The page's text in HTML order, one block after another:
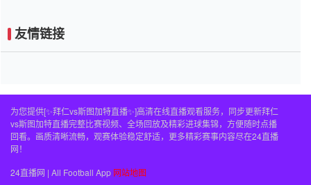
友情链接
为您提供[✨拜仁vs斯图加特直播✨]高清在线直播观看服务，同步更新拜仁
vs斯图加特直播完整比赛视频、全场回放及精彩进球集锦，方便随时点播
回看。画质清晰流畅，观赛体验稳定舒适，更多精彩赛事内容尽在24直播
网！
24直播网 | All Football App 网站地图